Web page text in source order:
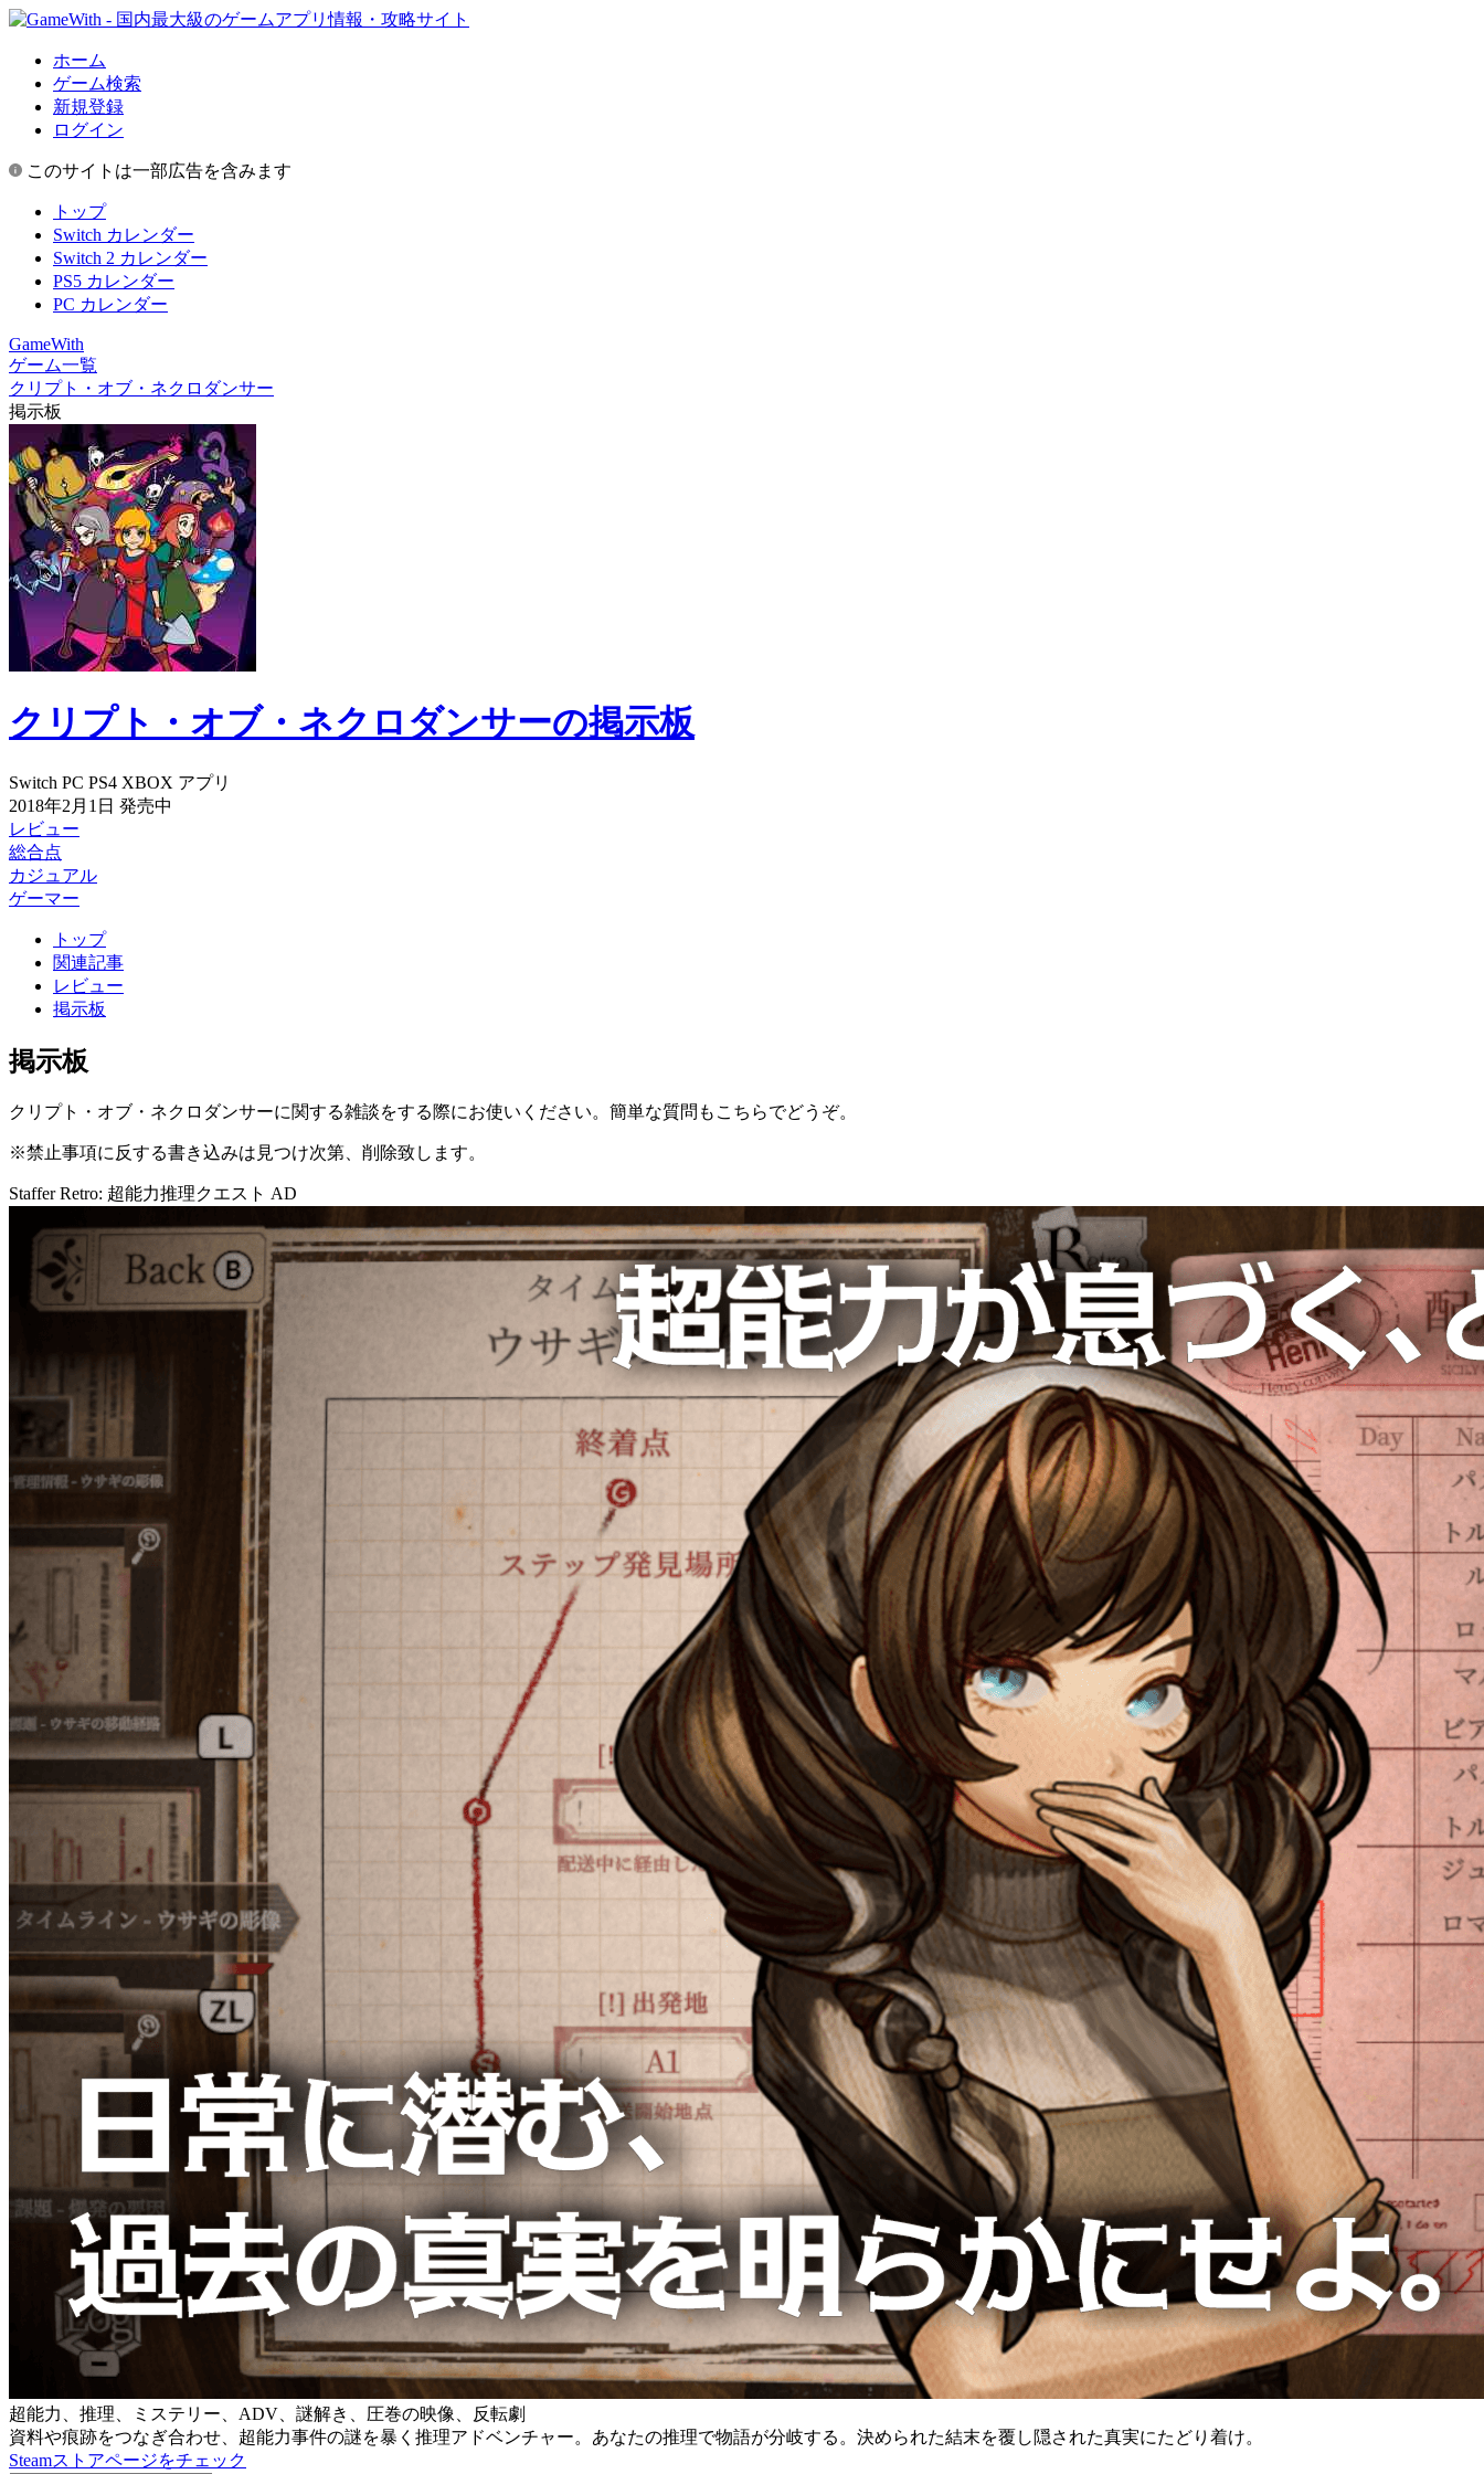
ホーム
ゲーム検索
新規登録
ログイン
このサイトは一部広告を含みます
トップ
Switch カレンダー
Switch 2 カレンダー
PS5 カレンダー
PC カレンダー
GameWith
ゲーム一覧
クリプト・オブ・ネクロダンサー
掲示板
クリプト・オブ・ネクロダンサーの掲示板
Switch PC PS4 XBOX アプリ
2018年2月1日 発売中
レビュー
総合点
カジュアル
ゲーマー
トップ
関連記事
レビュー
掲示板
掲示板
クリプト・オブ・ネクロダンサーに関する雑談をする際にお使いください。簡単な質問もこちらでどうぞ。
※禁止事項に反する書き込みは見つけ次第、削除致します。
Staffer Retro: 超能力推理クエスト AD
超能力、推理、ミステリー、ADV、謎解き、圧巻の映像、反転劇
資料や痕跡をつなぎ合わせ、超能力事件の謎を暴く推理アドベンチャー。あなたの推理で物語が分岐する。決められた結末を覆し隠された真実にたどり着け。
Steamストアページをチェック